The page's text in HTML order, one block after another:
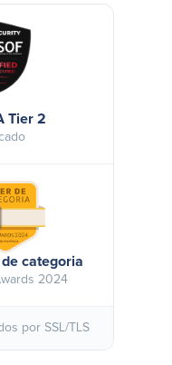
Tier 2
de categoria
2024
por SSL/TLS